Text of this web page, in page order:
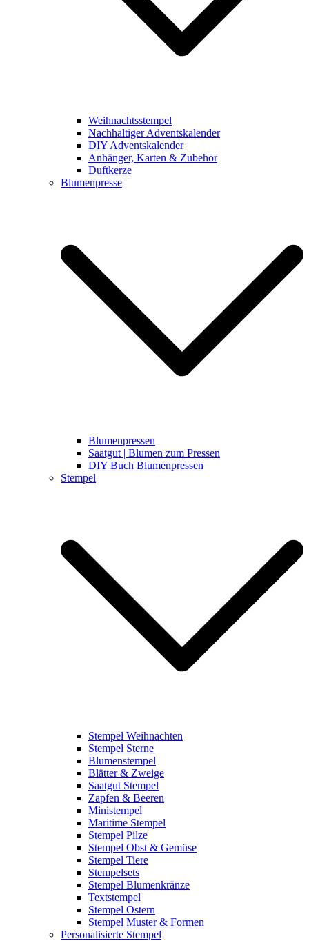
Weihnachtsstempel
Nachhaltiger Adventskalender
DIY Adventskalender
Anhänger, Karten & Zubehör
Duftkerze
Blumenpresse
Blumenpressen
Saatgut | Blumen zum Pressen
DIY Buch Blumenpressen
Stempel
Stempel Weihnachten
Stempel Sterne
Blumenstempel
Blätter & Zweige
Saatgut Stempel
Zapfen & Beeren
Ministempel
Maritime Stempel
Stempel Pilze
Stempel Obst & Gemüse
Stempel Tiere
Stempelsets
Stempel Blumenkränze
Textstempel
Stempel Ostern
Stempel Muster & Formen
Personalisierte Stempel